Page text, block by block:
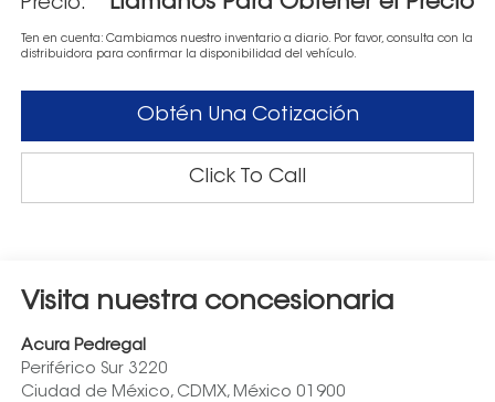
Precio:
Ten en cuenta: Cambiamos nuestro inventario a diario. Por favor, consulta con la
distribuidora para confirmar la disponibilidad del vehículo.
Obtén Una Cotización
Click To Call
Visita nuestra concesionaria
Acura Pedregal
Periférico Sur 3220
Ciudad de México, CDMX, México 01900